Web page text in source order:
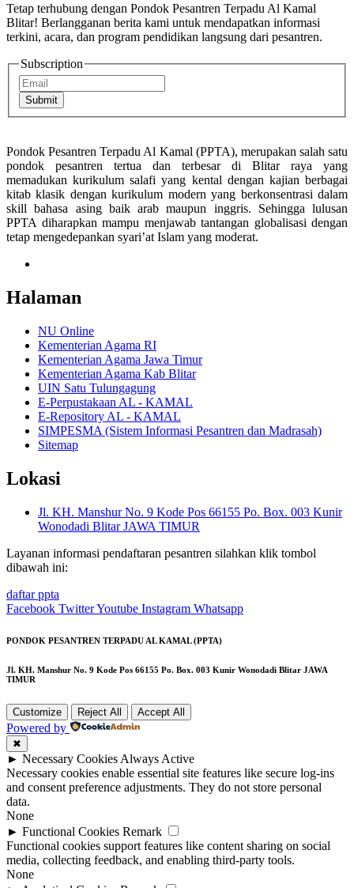
Tetap terhubung dengan Pondok Pesantren Terpadu Al Kamal
Blitar! Berlangganan berita kami untuk mendapatkan informasi
terkini, acara, dan program pendidikan langsung dari pesantren.
Subscription
Submit
Pondok Pesantren Terpadu Al Kamal (PPTA), merupakan salah satu
pondok pesantren tertua dan terbesar di Blitar raya yang
memadukan kurikulum salafi yang kental dengan kajian berbagai
kitab klasik dengan kurikulum modern yang berkonsentrasi dalam
skill bahasa asing baik arab maupun inggris. Sehingga lulusan
PPTA diharapkan mampu menjawab tantangan globalisasi dengan
tetap mengedepankan syari’at Islam yang moderat.
Halaman
NU Online
Kementerian Agama RI
Kementerian Agama Jawa Timur
Kementerian Agama Kab Blitar
UIN Satu Tulungagung
E-Perpustakaan AL - KAMAL
E-Repository AL - KAMAL
SIMPESMA (Sistem Informasi Pesantren dan Madrasah)
Sitemap
Lokasi
Jl. KH. Manshur No. 9 Kode Pos 66155 Po. Box. 003 Kunir
Wonodadi Blitar JAWA TIMUR
Layanan informasi pendaftaran pesantren silahkan klik tombol
dibawah ini:
daftar ppta
Facebook TwitterYoutube Instagram Whatsapp
PONDOK PESANTREN TERPADU AL KAMAL (PPTA)
Jl. KH. Manshur No. 9 Kode Pos 66155 Po. Box. 003 Kunir Wonodadi Blitar JAWA
TIMUR
Customize Reject All Accept All
Powered by
✖
► Necessary Cookies Always Active
Necessary cookies enable essential site features like secure log-ins
and consent preference adjustments. They do not store personal
data.
None
► Functional Cookies Remark
Functional cookies support features like content sharing on social
media, collecting feedback, and enabling third-party tools.
None